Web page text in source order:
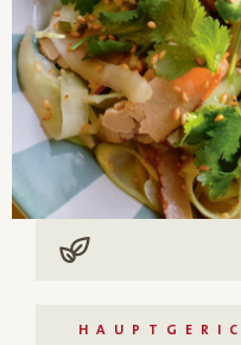
Vegan